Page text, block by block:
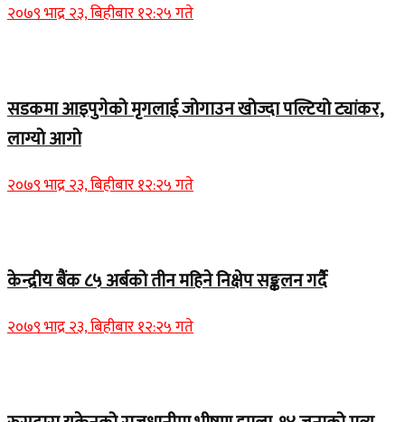
२०७९ भाद्र २३, बिहीबार १२:२५ गते
सडकमा आइपुगेको मृगलाई जोगाउन खोज्दा पल्टियो ट्यांकर,
लाग्यो आगो
२०७९ भाद्र २३, बिहीबार १२:२५ गते
केन्द्रीय बैंक ८५ अर्बको तीन महिने निक्षेप सङ्कलन गर्दै
२०७९ भाद्र २३, बिहीबार १२:२५ गते